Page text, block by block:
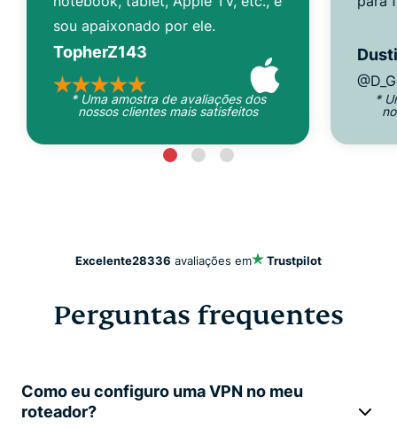
sou apaixonado por ele.
TopherZ143
* Uma amostra de avaliações dos
nossos clientes mais satisfeitos
*
Excelente28336 avaliações em Trustpilot
Perguntas frequentes
Como eu configuro uma VPN no meu
roteador?